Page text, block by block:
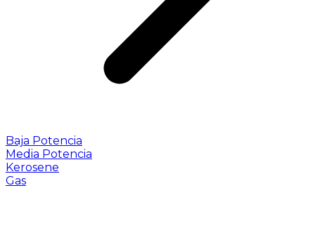
Baja Potencia
Media Potencia
Kerosene
Gas